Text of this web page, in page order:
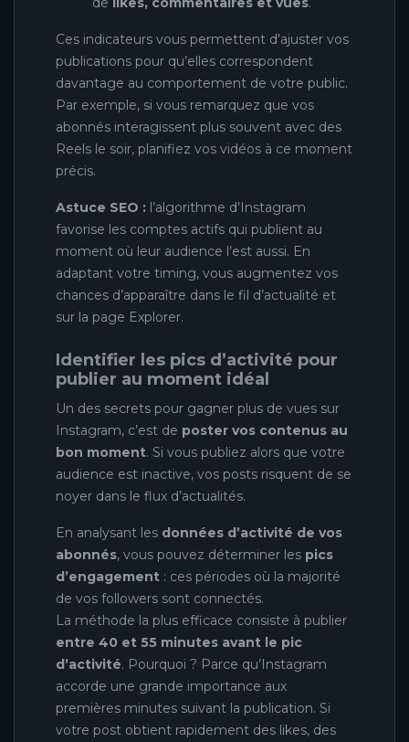
Ces indicateurs vous permettent d’ajuster vos
publications pour qu’elles correspondent
davantage au comportement de votre public.
Par exemple, si vous remarquez que vos
abonnés interagissent plus souvent avec des
Reels le soir, planifiez vos vidéos à ce moment
précis.
Astuce SEO : l’algorithme d’Instagram
favorise les comptes actifs qui publient au
moment où leur audience l’est aussi. En
adaptant votre timing, vous augmentez vos
chances d’apparaître dans le fil d’actualité et
sur la page Explorer.
Identifier les pics d’activité pour
publier au moment idéal
Un des secrets pour gagner plus de vues sur
Instagram, c’est de poster vos contenus au
bon moment. Si vous publiez alors que votre
audience est inactive, vos posts risquent de se
noyer dans le flux d’actualités.
En analysant les données d’activité de vos
abonnés, vous pouvez déterminer les pics
d’engagement : ces périodes où la majorité
de vos followers sont connectés.
La méthode la plus efficace consiste à publier
entre 40 et 55 minutes avant le pic
d’activité. Pourquoi ? Parce qu’Instagram
accorde une grande importance aux
premières minutes suivant la publication. Si
votre post obtient rapidement des likes, des